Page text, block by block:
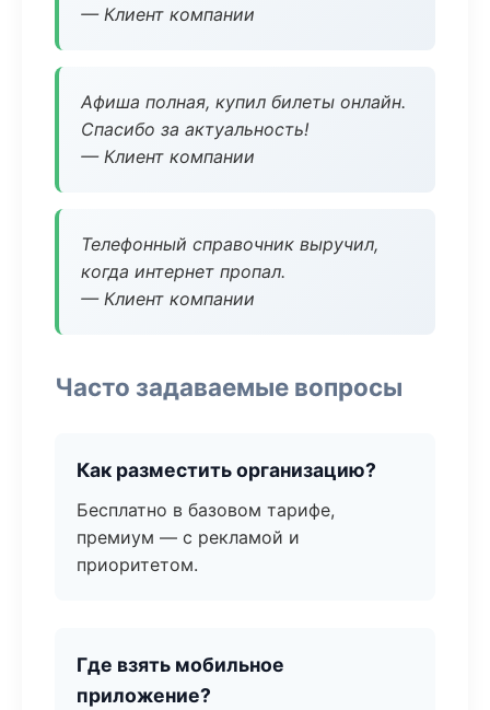
— Клиент компании
Афиша полная, купил билеты онлайн.
Спасибо за актуальность!
— Клиент компании
Телефонный справочник выручил,
когда интернет пропал.
— Клиент компании
Часто задаваемые вопросы
Как разместить организацию?
Бесплатно в базовом тарифе,
премиум — с рекламой и
приоритетом.
Где взять мобильное
приложение?